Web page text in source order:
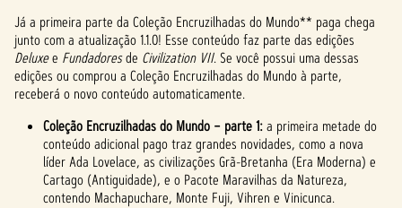
Já a primeira parte da Coleção Encruzilhadas do Mundo** paga chega
junto com a atualização 1.1.0! Esse conteúdo faz parte das edições
Deluxee Fundadoresde Civilization VII. Se você possui uma dessas
edições ou comprou a Coleção Encruzilhadas do Mundo à parte,
receberá o novo conteúdo automaticamente.
Coleção Encruzilhadas do Mundo – parte 1:a primeira metade do
conteúdo adicional pago traz grandes novidades, como a nova
líder Ada Lovelace, as civilizações Grã-Bretanha (Era Moderna) e
Cartago (Antiguidade), e o Pacote Maravilhas da Natureza,
contendo Machapuchare, Monte Fuji, Vihren e Vinicunca.